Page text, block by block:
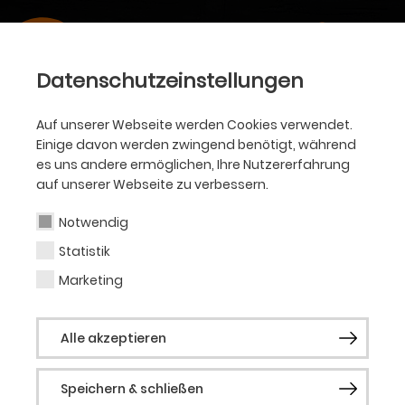
Datenschutzeinstellungen
Auf unserer Webseite werden Cookies verwendet.
Einige davon werden zwingend benötigt, während
es uns andere ermöglichen, Ihre Nutzererfahrung
auf unserer Webseite zu verbessern.
Notwendig
Statistik
Marketing
Alle akzeptieren
Speichern & schließen